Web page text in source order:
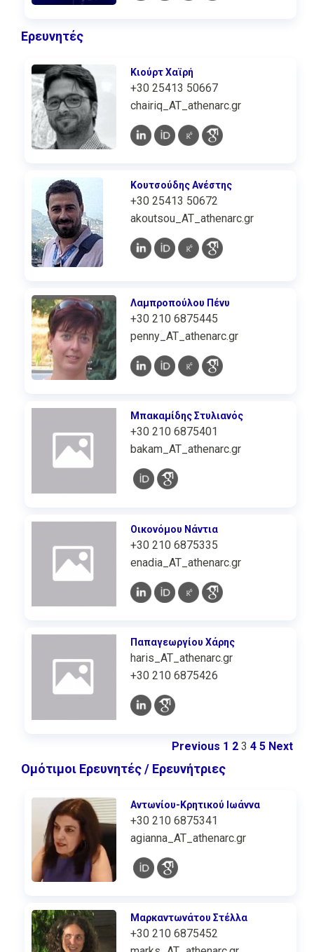
Ερευνητές
Κιούρτ Χαϊρή
+30 25413 50667
chairiq_AT_athenarc.gr
Κουτσούδης Ανέστης
+30 25413 50672
akoutsou_AT_athenarc.gr
Λαμπροπούλου Πένυ
+30 210 6875445
penny_AT_athenarc.gr
Μπακαμίδης Στυλιανός
+30 210 6875401
bakam_AT_athenarc.gr
Οικονόμου Νάντια
+30 210 6875335
enadia_AT_athenarc.gr
Παπαγεωργίου Χάρης
haris_AT_athenarc.gr
+30 210 6875426
Previous 1 2 3 4 5 Next
Ομότιμοι Ερευνητές / Ερευνήτριες
Αντωνίου-Κρητικού Ιωάννα
+30 210 6875341
agianna_AT_athenarc.gr
Μαρκαντωνάτου Στέλλα
+30 210 6875452